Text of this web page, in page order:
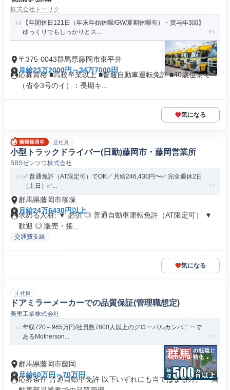
株式会社トーリク
【年間休日121日（年末年始休暇/GW/夏期休暇有）・賞与年3回】
ゆっくりでもしっかりとス...
〒375-0043群馬県藤岡市東平井
月給23万2000円～34万7000円
応募資格 ■高校卒業以上 ■普通自動車運転免許 ■40歳位まで
（省令3号のイ）：長期キ...
気になる
正社員
小型トラックドライバー(日勤)藤岡市・藤岡営業所
SBSゼンツウ株式会社
✅️ 普通免許（AT限定可）でOK✅️ 月給246,430円〜✅️ 完全週休2日
（土日）✅...
群馬県藤岡市篠塚
月給24万6430円以上
求める人材: ▼ 必須 ◎ 普通自動車運転免許（AT限定可） ▼
歓迎 ◎ 販売・接...
交通費支給
気になる
正社員
ドアミラーメーカーでの品質保証(管理職想定)
美里工業株式会社
年収720～965万円/社員数7800人以上のグローバルカンパニーで
あるMotherson...
群馬県藤岡市藤岡
月給60万円～70万円
応募条件 普通自動車免許 以下いずれにも当てはまる方。 ・自